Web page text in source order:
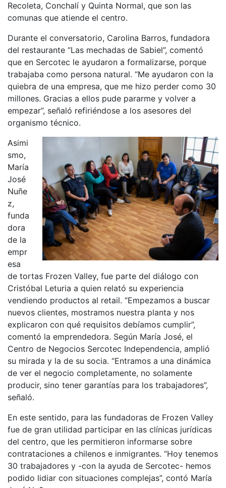
Recoleta, Conchalí y Quinta Normal, que son las
comunas que atiende el centro.
Durante el conversatorio, Carolina Barros, fundadora
del restaurante “Las mechadas de Sabiel”, comentó
que en Sercotec le ayudaron a formalizarse, porque
trabajaba como persona natural. “Me ayudaron con la
quiebra de una empresa, que me hizo perder como 30
millones. Gracias a ellos pude pararme y volver a
empezar”, señaló refiriéndose a los asesores del
organismo técnico.
Asimi
smo,
María
José
Nuñe
z,
funda
dora
de la
empr
esa
de tortas Frozen Valley, fue parte del diálogo con
Cristóbal Leturia a quien relató su experiencia
vendiendo productos al retail. “Empezamos a buscar
nuevos clientes, mostramos nuestra planta y nos
explicaron con qué requisitos debíamos cumplir”,
comentó la emprendedora. Según María José, el
Centro de Negocios Sercotec Independencia, amplió
su mirada y la de su socia. “Entramos a una dinámica
de ver el negocio completamente, no solamente
producir, sino tener garantías para los trabajadores”,
señaló.
En este sentido, para las fundadoras de Frozen Valley
fue de gran utilidad participar en las clínicas jurídicas
del centro, que les permitieron informarse sobre
contrataciones a chilenos e inmigrantes. “Hoy tenemos
30 trabajadores y -con la ayuda de Sercotec- hemos
podido lidiar con situaciones complejas”, contó María